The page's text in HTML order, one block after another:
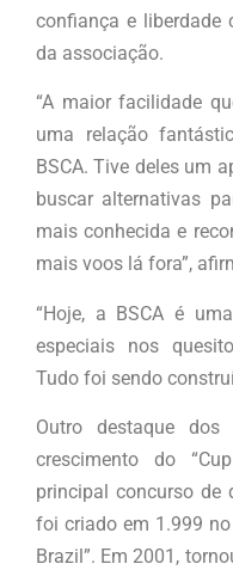
confiança e liberdade
da associação.
“A maior facilidade
uma relação
BSCA. Tive deles um
buscar alternativas
mais conhecida e
mais voos lá fora”,
“Hoje, a BSCA é
especiais nos
Tudo foi sendo
Outro destaque
crescimento do
principal concurso de
foi criado em 1.999
Brazil”. Em 2001,